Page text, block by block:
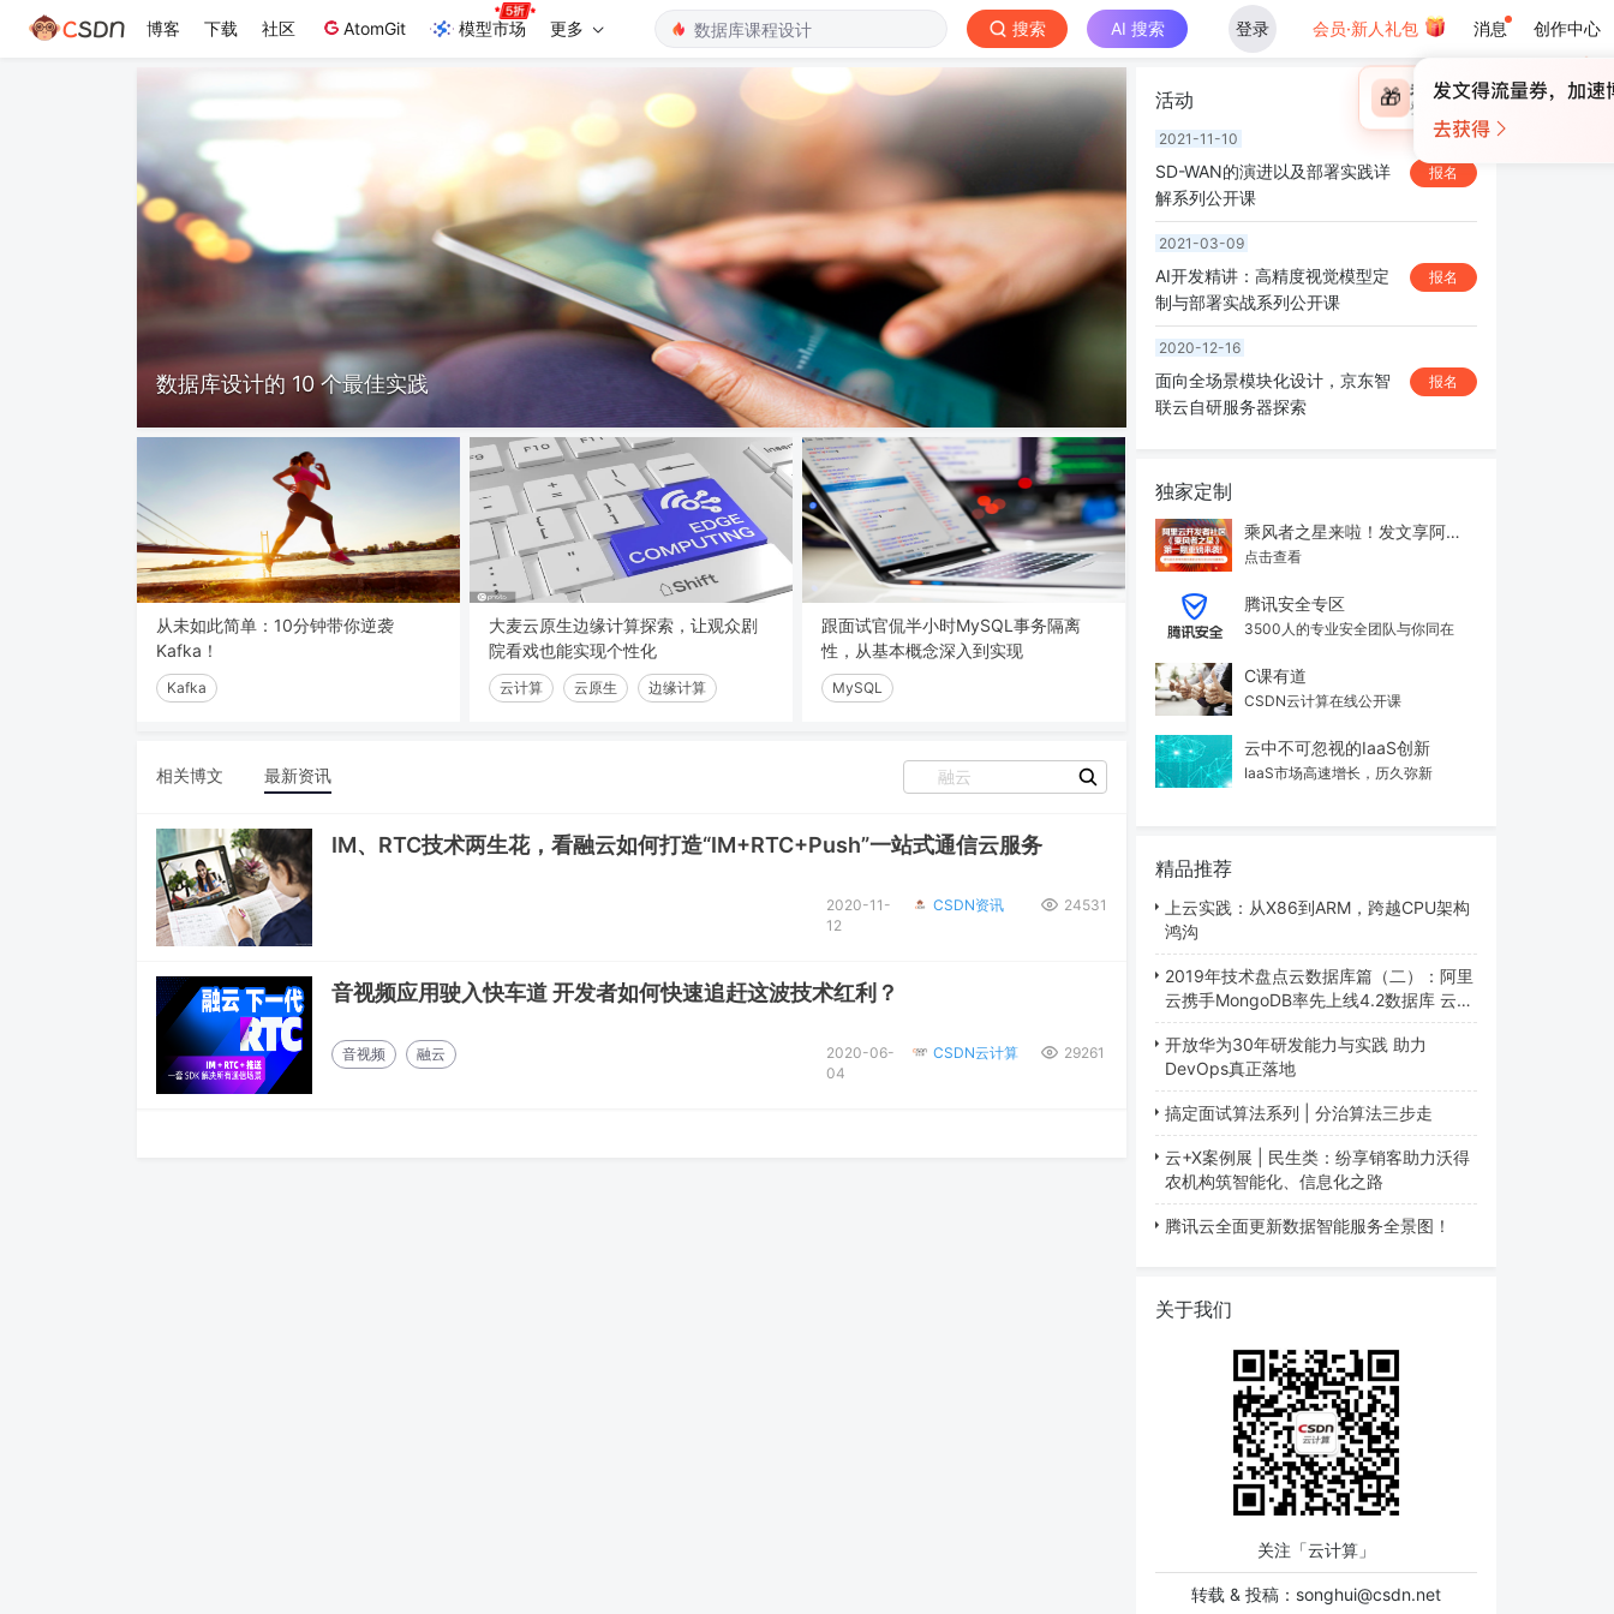
博客 下载 社区 AtomGit 模型市场 更多 搜索 AI 搜索 登录 会员·新人礼包 消息 创作中心
×
🎁 未登录
登录领取最高
数据库设计的 10 个最佳实践
从未如此简单：10分钟带你逆袭
Kafka！
Kafka
大麦云原生边缘计算探索，让观众剧
院看戏也能实现个性化
云计算 云原生 边缘计算
跟面试官侃半小时MySQL事务隔离
性，从基本概念深入到实现
MySQL
相关博文 最新资讯
IM、RTC技术两生花，看融云如何打造“IM+RTC+Push”一站式通信云服务
2020-11-
12
CSDN资讯 24531
音视频应用驶入快车道 开发者如何快速追赶这波技术红利？
音视频 融云
2020-06-
04
CSDN云计算 29261
活动
2021-11-10
SD-WAN的演进以及部署实践详
解系列公开课
报名
2021-03-09
AI开发精讲：高精度视觉模型定
制与部署实战系列公开课
报名
2020-12-16
面向全场景模块化设计，京东智
联云自研服务器探索
报名
独家定制
乘风者之星来啦！发文享阿里内推机会和50W流量曝光！
点击查看
腾讯安全专区
3500人的专业安全团队与你同在
C课有道
CSDN云计算在线公开课
云中不可忽视的IaaS创新
IaaS市场高速增长，历久弥新
精品推荐
上云实践：从X86到ARM，跨越CPU架构
鸿沟
2019年技术盘点云数据库篇（二）：阿里
云携手MongoDB率先上线4.2数据库 云上
数据库已是大势所趋...
开放华为30年研发能力与实践 助力
DevOps真正落地
搞定面试算法系列 | 分治算法三步走
云+X案例展 | 民生类：纷享销客助力沃得
农机构筑智能化、信息化之路
腾讯云全面更新数据智能服务全景图！
关于我们
关注「云计算」​
转载 & 投稿：songhui@csdn.net